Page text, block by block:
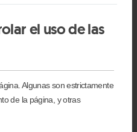
el uso de las
Algunas son estrictamente
de la página, y otras